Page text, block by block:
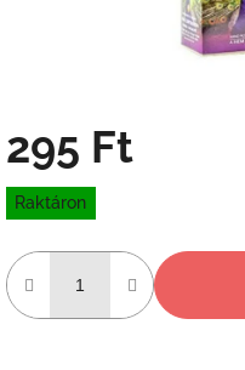
295 Ft
Egységár:
Raktáron